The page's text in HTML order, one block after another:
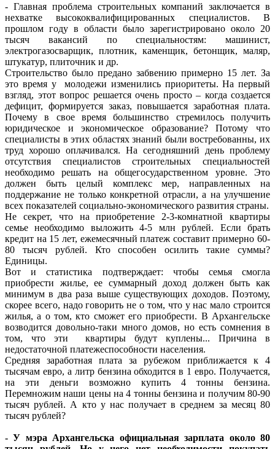
- Главная проблема строительных компаний заключается в
нехватке высококвалифицированных специалистов. В
прошлом году в области было зарегистрировано около 20
тысяч вакансий по специальностям: машинист,
электрогазосварщик, плотник, каменщик, бетонщик, маляр,
штукатур, плиточник и др.
Строительство было предано забвению примерно 15 лет. За
это время у молодежи изменились приоритеты. На первый
взгляд, этот вопрос решается очень просто – когда создается
дефицит, формируется заказ, повышается заработная плата.
Почему в свое время большинство стремилось получить
юридическое и экономическое образование? Потому что
специалисты в этих областях знаний были востребованны, их
труд хорошо оплачивался. На сегодняшний день проблему
отсутствия специалистов строительных специальностей
необходимо решать на общегосударственном уровне. Это
должен быть целый комплекс мер, направленных на
поддержание не только конкретной отрасли, а на улучшение
всех показателей социально-экономического развития страны.
Не секрет, что на приобретение 2-3-комнатной квартиры
семье необходимо выложить 4-5 млн рублей. Если брать
кредит на 15 лет, ежемесячный платеж составит примерно 60-
80 тысяч рублей. Кто способен осилить такие суммы?
Единицы.
Вот и статистика подтверждает: чтобы семья смогла
приобрести жилье, ее суммарный доход должен быть как
минимум в два раза выше существующих доходов. Поэтому,
скорее всего, надо говорить не о том, что у нас мало строится
жилья, а о том, кто сможет его приобрести. В Архангельске
возводится довольно-таки много домов, но есть сомнения в
том, что эти квартиры будут куплены... Причина в
недостаточной платежеспособности населения.
Средняя заработная плата за рубежом приближается к 4
тысячам евро, а литр бензина обходится в 1 евро. Получается,
на эти деньги возможно купить 4 тонны бензина.
Перемножим наши цены на 4 тонны бензина и получим 80-90
тысяч рублей. А кто у нас получает в среднем за месяц 80
тысяч рублей?
- У мэра Архангельска официальная зарплата около 80